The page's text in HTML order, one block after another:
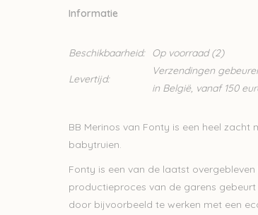
Informatie
Beschikbaarheid: Op voorraad(2)
Levertijd:
Verzendingen
in België, vanaf 150
BB Merinos van Fonty is een heel
babytruien.
Fonty is een van de laatst
productieproces van de garens
door bijvoorbeeld te werken met een